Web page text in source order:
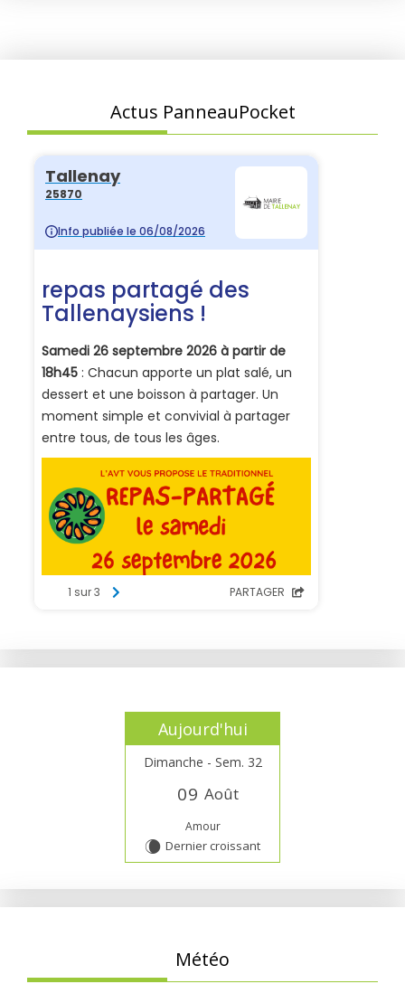
Actus PanneauPocket
Aujourd'hui
Dimanche - Sem. 32
09 Août
Amour
W Dernier croissant
Météo